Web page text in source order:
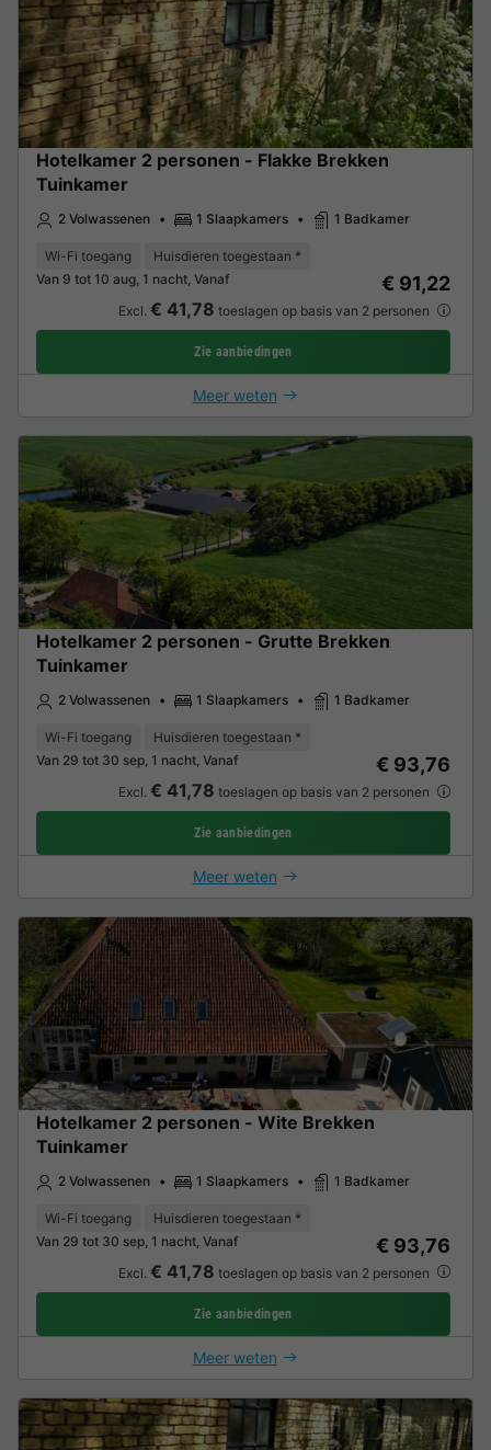
Hotelkamer 2 personen - Flakke Brekken
Tuinkamer
2 Volwassenen 1 Slaapkamers 1 Badkamer
Wi-Fi toegang
Huisdieren toegestaan *
Van 9 tot 10 aug, 1 nacht, Vanaf
€ 91,22
Excl. € 41,78 toeslagen op basis van 2 personen
Zie aanbiedingen
Meer weten
Hotelkamer 2 personen - Grutte Brekken
Tuinkamer
2 Volwassenen 1 Slaapkamers 1 Badkamer
Wi-Fi toegang
Huisdieren toegestaan *
Van 29 tot 30 sep, 1 nacht, Vanaf
€ 93,76
Excl. € 41,78 toeslagen op basis van 2 personen
Zie aanbiedingen
Meer weten
Hotelkamer 2 personen - Wite Brekken
Tuinkamer
2 Volwassenen 1 Slaapkamers 1 Badkamer
Wi-Fi toegang
Huisdieren toegestaan *
Van 29 tot 30 sep, 1 nacht, Vanaf
€ 93,76
Excl. € 41,78 toeslagen op basis van 2 personen
Zie aanbiedingen
Meer weten